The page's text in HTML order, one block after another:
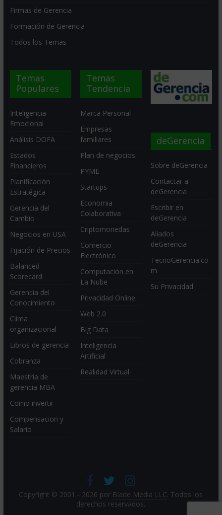
Firmas de Gerencia
Formación de Gerencia
Todos los Temas
Temas
Populares
Inteligencia
Emocional
Análisis DOFA
Estados
Financieros
Planificación
Estratégica
Gerencia del
Cambio
Negocios en USA
Fijación de Precios
Balanced
Scorecard
Gerencia del
Conocimiento
Clima
organizacional
Libros de gerencia
Cobranza
Maestría de
gerencia MBA
Como invertir
Compensacion y
Salario
Temas
Tendencia
Marca Personal
Empresas
familiares
Plan de negocios
PYME
Startups
Economia
Colaborativa
Criptomonedas
Comercio
Electrónico
Computación en
La Nube
Privacidad Online
Web 2.0
Big Data
Inteligencia
Artificial
Realidad Virtual
deGerencia
Sobre deGerencia
Contactar a
deGerencia
Escribir en
deGerencia
Aliados
deGerencia
TecnoGerencia.co
m
Su Privacidad
Copyright © 2001 - 2026 por Blade Media LLC. Todos los
derechos reservados.